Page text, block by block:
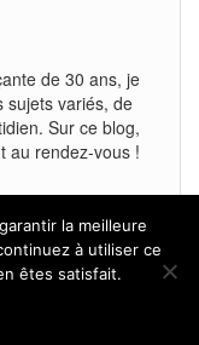
de 30 ans, je
sujets variés, de
Sur ce blog,
au rendez-vous !
la meilleure
à utiliser ce
êtes satisfait.